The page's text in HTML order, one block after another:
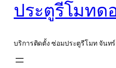
ประตูรีโมทด
บริการติดตั้ง ซ่อมประตูรีโมท จันท